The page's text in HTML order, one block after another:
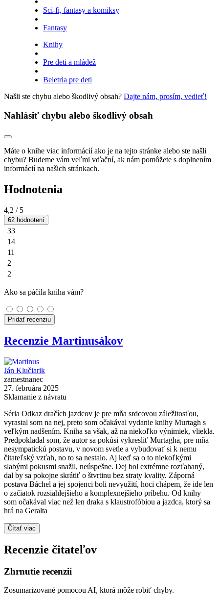
Sci-fi, fantasy a komiksy
Fantasy
Knihy
Pre deti a mládež
Beletria pre deti
Našli ste chybu alebo škodlivý obsah? Dajte nám, prosím, vedieť!
Nahlásiť chybu alebo škodlivý obsah
Máte o knihe viac informácií ako je na tejto stránke alebo ste našli
chybu? Budeme vám veľmi vďační, ak nám pomôžete s doplnením
informácií na našich stránkach.
Hodnotenia
4,2 / 5
62 hodnotení
33
14
11
2
2
Ako sa páčila kniha vám?
Pridať recenziu
Recenzie Martinusákov
Ján Klučiarik
zamestnanec
27. februára 2025
Sklamanie z návratu
Séria Odkaz dračích jazdcov je pre mňa srdcovou záležitosťou,
vyrastal som na nej, preto som očakával vydanie knihy Murtagh s
veľkým nadšením. Kniha sa však, až na niekoľko výnimiek, vliekla.
Predpokladal som, že autor sa pokúsi vykresliť Murtagha, pre mňa
nesympatickú postavu, v novom svetle a vybudovať si k nemu
čitateľský vzťah, no to sa nestalo. Aj keď sa o to niekoľkými
slabými pokusmi snažil, neúspešne. Dej bol extrémne rozťahaný,
dal by sa pokojne skrátiť o štvrtinu bez straty kvality. Záporná
postava Báchel a jej spojenci boli nevyužití, hoci chápem, že ide len
o začiatok rozsiahlejšieho a komplexnejšieho príbehu. Od knihy
som očakával viac než len draka s klaustrofóbiou a jazdca, ktorý sa
hrá na Geralta
Čítať viac
Recenzie čitateľov
Zhrnutie recenzií
Zosumarizované pomocou AI, ktorá môže robiť chyby.